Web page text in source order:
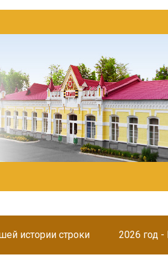
истории строки 2026 год -